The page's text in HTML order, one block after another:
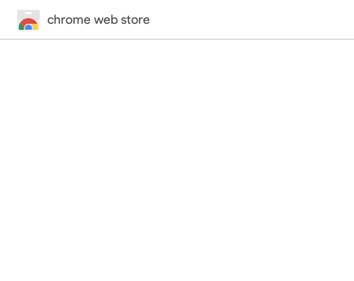
chrome web store